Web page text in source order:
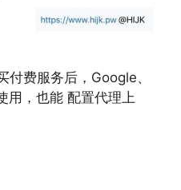
付费服务后，Google、
用，也能 配置代理上